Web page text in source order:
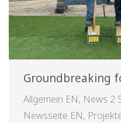
Groundbreaking
Allgemein EN, News 2
Newsseite EN,